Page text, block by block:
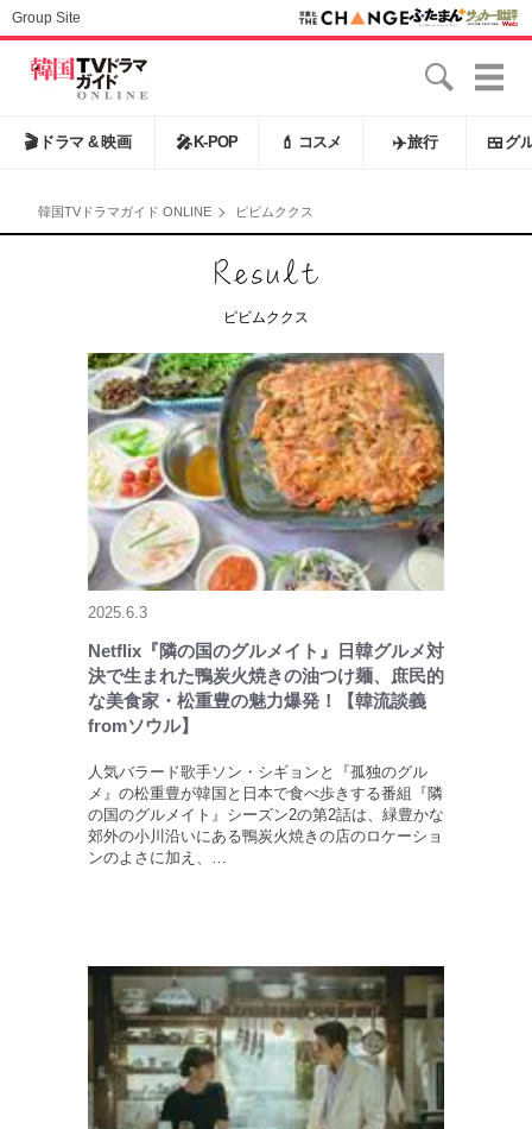
Group Site
🎬 ドラマ & 映画 🎤 K-POP 💄 コスメ ✈️旅行 🍱 グ
韓国TVドラマガイド ONLINE ピビムククス
ピビムククス
2025.6.3
Netflix『隣の国のグルメイト』日韓グルメ対
決で生まれた鴨炭火焼きの油つけ麺、庶民的
な美食家・松重豊の魅力爆発！【韓流談義
fromソウル】
人気バラード歌手ソン・シギョンと『孤独のグル
メ』の松重豊が韓国と日本で食べ歩きする番組『隣
の国のグルメイト』シーズン2の第2話は、緑豊かな
郊外の小川沿いにある鴨炭火焼きの店のロケーショ
ンのよさに加え、…